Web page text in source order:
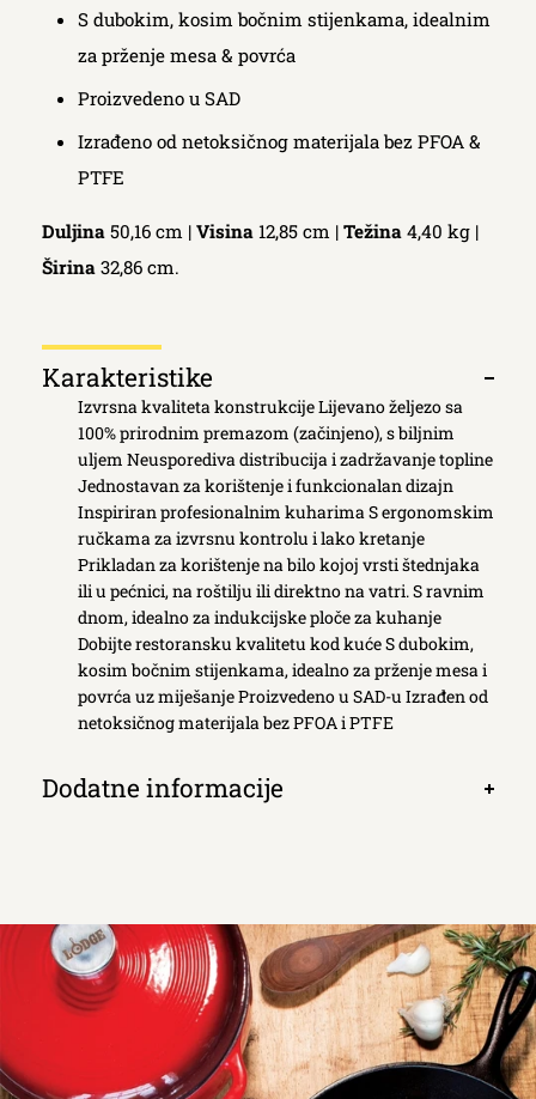
S dubokim, kosim bočnim stijenkama, idealnim
za prženje mesa & povrća
Proizvedeno u SAD
Izrađeno od netoksičnog materijala bez PFOA &
PTFE
Duljina 50,16 cm | Visina 12,85 cm | Težina 4,40 kg |
Širina 32,86 cm.
Κarakteristike
Otvori
Izvrsna kvaliteta konstrukcije Lijevano željezo sa
100% prirodnim premazom (začinjeno), s biljnim
uljem Neusporediva distribucija i zadržavanje topline
Jednostavan za korištenje i funkcionalan dizajn
Inspiriran profesionalnim kuharima S ergonomskim
ručkama za izvrsnu kontrolu i lako kretanje
Prikladan za korištenje na bilo kojoj vrsti štednjaka
ili u pećnici, na roštilju ili direktno na vatri. S ravnim
dnom, idealno za indukcijske ploče za kuhanje
Dobijte restoransku kvalitetu kod kuće S dubokim,
kosim bočnim stijenkama, idealno za prženje mesa i
povrća uz miješanje Proizvedeno u SAD-u Izrađen od
netoksičnog materijala bez PFOA i PTFE
Dodatne informacije
Otvori